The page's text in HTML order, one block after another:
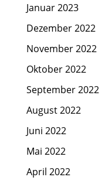
Januar 2023
Dezember 2022
November 2022
Oktober 2022
September 2022
August 2022
Juni 2022
Mai 2022
April 2022